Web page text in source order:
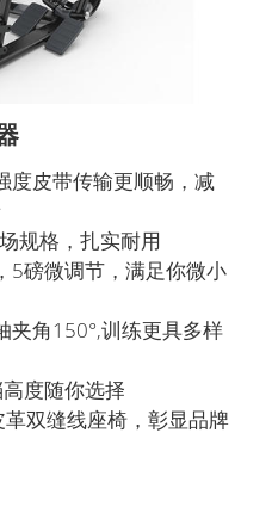
度皮带传输更顺畅，减
规格，扎实耐用
5磅微调节，满足你微小
夹角150°,训练更具多样
度随你选择
双缝线座椅，彰显品牌